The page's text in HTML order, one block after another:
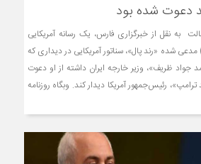
دعوت شده بود
به نقل از خبرگزاری فارس، یک رسانه آمریکایی
شده «رند پال»، سناتور آمریکایی در دیداری که
«محمد جواد ظریف»، وزیر خارجه ایران داشته از او دعوت
رئیس‌جمهور آمریکا دیدار کند. وبگاه روزنامه